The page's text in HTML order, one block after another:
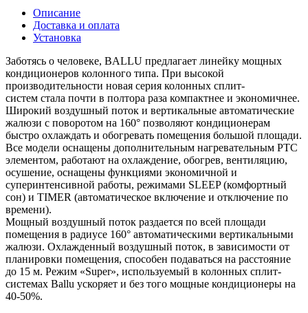
Описание
Доставка и оплата
Установка
Заботясь о человеке, BALLU предлагает линейку мощных
кондиционеров колонного типа. При высокой
производительности новая серия колонных сплит-
систем стала почти в полтора раза компактнее и экономичнее.
Широкий воздушный поток и вертикальные автоматические
жалюзи с поворотом на 160° позволяют кондиционерам
быстро охлаждать и обогревать помещения большой площади.
Все модели оснащены дополнительным нагревательным PTC
элементом, работают на охлаждение, обогрев, вентиляцию,
осушение, оснащены функциями экономичной и
суперинтенсивной работы, режимами SLEEP (комфортный
сон) и TIMER (автоматическое включение и отключение по
времени).
Мощный воздушный поток раздается по всей площади
помещения в радиусе 160° автоматическими вертикальными
жалюзи. Охлажденный воздушный поток, в зависимости от
планировки помещения, способен подаваться на расстояние
до 15 м. Режим «Super», используемый в колонных сплит-
системах Ballu ускоряет и без того мощные кондиционеры на
40-50%.